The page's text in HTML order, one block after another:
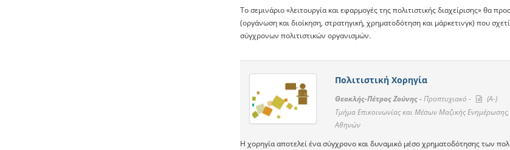
Το σεμινάριο «λειτουργία και εφαρμογές της πολιτιστικής διαχείρισης» θα
(οργάνωση και διοίκηση, στρατηγική, χρηματοδότηση και μάρκετινγκ) που
σύγχρονων πολιτιστικών οργανισμών.
Πολιτιστική Χορηγία
Θεοκλής-Πέτρος Ζούνης -Προπτυχιακό -
(A-)
Τμήμα Επικοινωνίας και Μέσων Μαζικής
Αθηνών
Η χορηγία αποτελεί ένα σύγχρονο και δυναμικό μέσο χρηματοδότησης των